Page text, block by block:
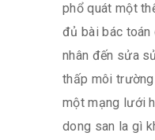
phổ quát một
đủ bài bác toán
nhân đến sửa
thấp môi
một mạng lưới
dong san la gì